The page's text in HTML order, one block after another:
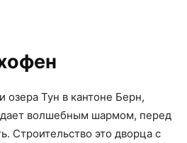
озера Тун в кантоне Берн,
волшебным шармом, перед
Строительство это дворца с